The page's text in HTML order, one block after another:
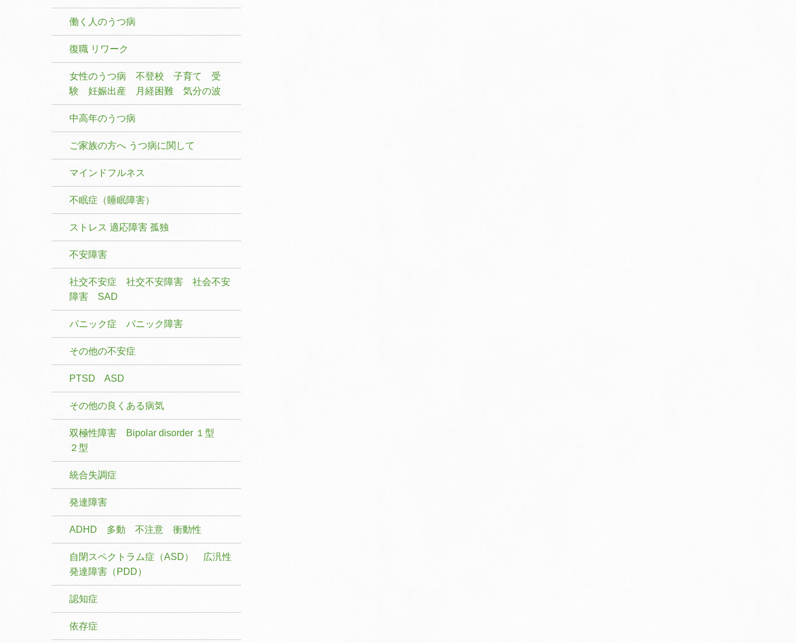
働く人のうつ病
復職 リワーク
女性のうつ病 不登校 子育て 受
験 妊娠出産 月経困難 気分の波
中高年のうつ病
ご家族の方へ うつ病に関して
マインドフルネス
不眠症（睡眠障害）
ストレス 適応障害 孤独
不安障害
社交不安症 社交不安障害 社会不安
障害 SAD
パニック症 パニック障害
その他の不安症
PTSD ASD
その他の良くある病気
双極性障害 Bipolar disorder １型
２型
統合失調症
発達障害
ADHD 多動 不注意 衝動性
自閉スペクトラム症（ASD） 広汎性
発達障害（PDD）
認知症
依存症